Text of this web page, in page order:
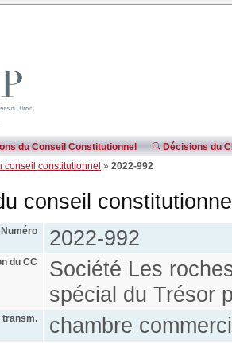
du Conseil Constitutionnel
Décisions du
conseil constitutionnel » 2022-992
conseil
Numéro 2022-992
du CC
Société Les
spécial du Trésor
transm. chambre